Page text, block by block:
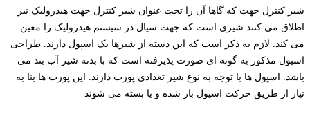
شیر کنترل جهت که گاها آن را تحت عنوان شیر کنترل جهت هیدرولیک نیز
اطلاق می کنند.شیری است که جهت سیال در سیستم هیدرولیک را معین
می کند. لازم به ذکر است که این دسته از شیرها یک اسپول دارند. طراحی
اسپول مذکور به گونه ای صورت پذیرفته است که با بدنه شیر آب بند می
باشد. اسپول ها با توجه به نوع شیر تعدادی پورت دارند. این پورت ها بنا به
نیاز از طریق حرکت اسپول باز شده و یا بسته می شوند